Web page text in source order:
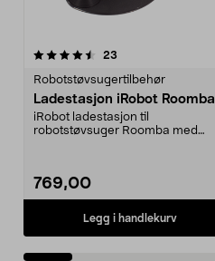
23
Robotstøvsugertilbehør
Ladestasjon iRobot Roomba
iRobot ladestasjon til
robotstøvsuger Roomba med
769,00
Legg i handlekurv
4.5av 5 stjerner